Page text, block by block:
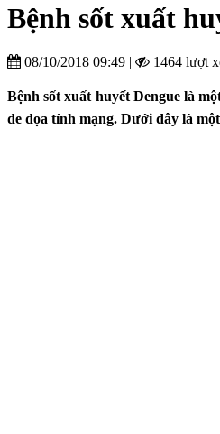
Bệnh sốt xuất
08/10/2018 09:49 | 1464 lượt
Bệnh sốt xuất huyết Dengue là
đe dọa tính mạng. Dưới đây là